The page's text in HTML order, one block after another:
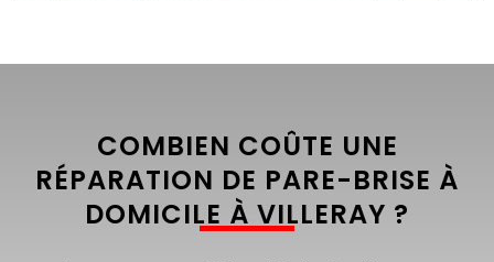
COMBIEN COÛTE UNE
RÉPARATION DE PARE-BRISE À
DOMICILE À VILLERAY ?